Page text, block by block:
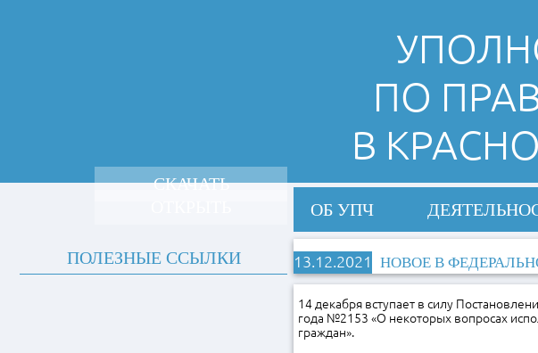
ПО
В
ОБ УПЧ
13.12.2021 НОВОЕ В
14 декабря вступает в силу
года №2153 «О некоторых вопросах
граждан».
СКАЧАТЬ
ПОЛЕЗНЫЕ ССЫЛКИ